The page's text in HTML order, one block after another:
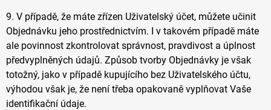
9. V případě, že máte zřízen Uživatelský účet, můžete učinit
Objednávku jeho prostřednictvím. I v takovém případě máte
ale povinnost zkontrolovat správnost, pravdivost a úplnost
předvyplněných údajů. Způsob tvorby Objednávky je však
totožný, jako v případě kupujícího bez Uživatelského účtu,
výhodou však je, že není třeba opakovaně vyplňovat Vaše
identifikační údaje.